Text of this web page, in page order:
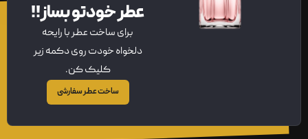
عطر خودتو بساز!!
برای ساخت عطر با رایحه
دلخواه خودت روی دکمه زیر
کلیک کن.
ساخت عطر سفارشی